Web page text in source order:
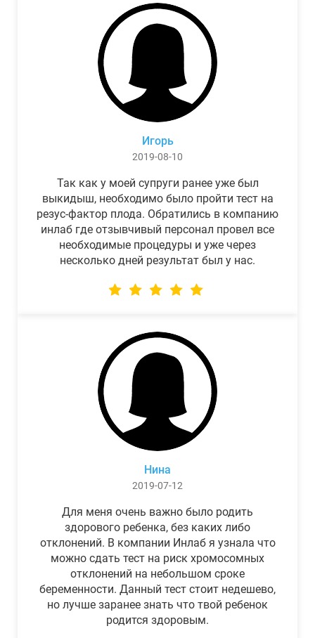
Игорь
2019-08-10
Так как у моей супруги ранее уже был
выкидыш, необходимо было пройти тест на
резус-фактор плода. Обратились в компанию
инлаб где отзывчивый персонал провел все
необходимые процедуры и уже через
несколько дней результат был у нас.
Нина
2019-07-12
Для меня очень важно было родить
здорового ребенка, без каких либо
отклонений. В компании Инлаб я узнала что
можно сдать тест на риск хромосомных
отклонений на небольшом сроке
беременности. Данный тест стоит недешево,
но лучше заранее знать что твой ребенок
родится здоровым.